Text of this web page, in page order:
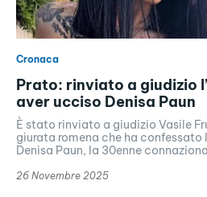
Cronaca
Prato: rinviato a giudizio
aver ucciso Denisa Paun
È stato rinviato a giudizio Vasile
giurata romena che ha
Denisa Paun, la 30enne
26 Novembre 2025